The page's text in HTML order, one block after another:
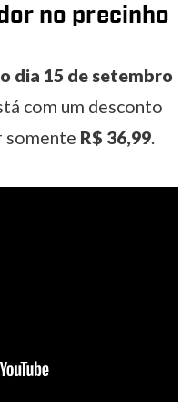
no precinho
dia 15 de setembro
com um desconto
somente R$ 36,99.